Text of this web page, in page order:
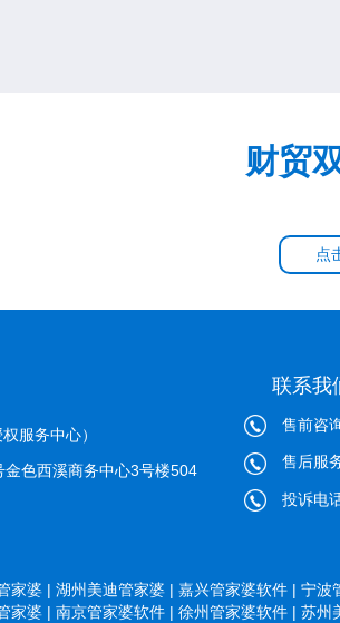
财贸
点
服务中心）
色西溪商务中心3号楼504
联系我
售前咨询
售后服务
投诉电话
家婆 | 湖州美迪管家婆 | 嘉兴管家婆软件 | 宁波
家婆 | 南京管家婆软件 | 徐州管家婆软件 | 苏州